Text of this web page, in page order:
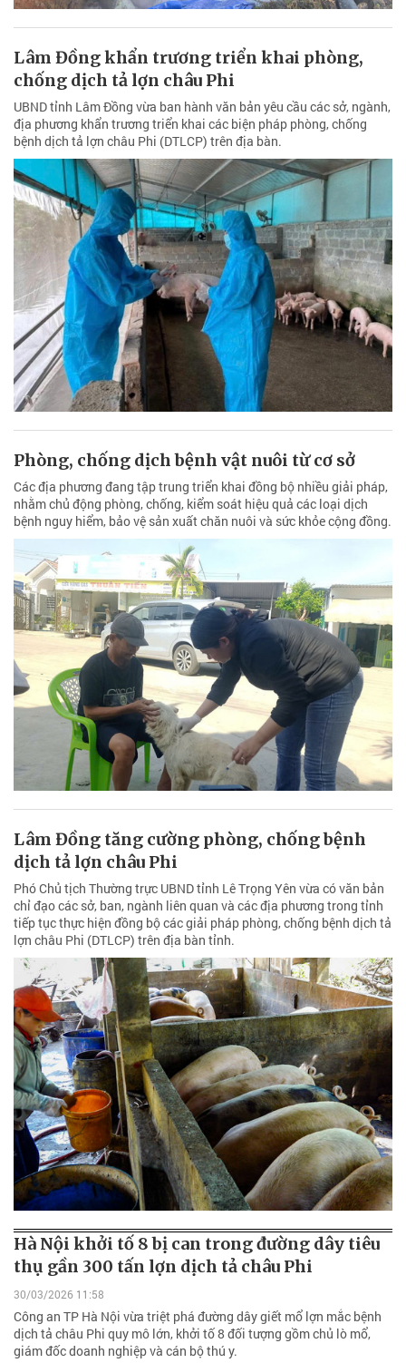
Lâm Đồng khẩn trương triển khai phòng,
chống dịch tả lợn châu Phi
UBND tỉnh Lâm Đồng vừa ban hành văn bản yêu cầu các sở, ngành,
địa phương khẩn trương triển khai các biện pháp phòng, chống
bệnh dịch tả lợn châu Phi (DTLCP) trên địa bàn.
Phòng, chống dịch bệnh vật nuôi từ cơ sở
Các địa phương đang tập trung triển khai đồng bộ nhiều giải pháp,
nhằm chủ động phòng, chống, kiểm soát hiệu quả các loại dịch
bệnh nguy hiểm, bảo vệ sản xuất chăn nuôi và sức khỏe cộng đồng.
Lâm Đồng tăng cường phòng, chống bệnh
dịch tả lợn châu Phi
Phó Chủ tịch Thường trực UBND tỉnh Lê Trọng Yên vừa có văn bản
chỉ đạo các sở, ban, ngành liên quan và các địa phương trong tỉnh
tiếp tục thực hiện đồng bộ các giải pháp phòng, chống bệnh dịch tả
lợn châu Phi (DTLCP) trên địa bàn tỉnh.
Hà Nội khởi tố 8 bị can trong đường dây tiêu
thụ gần 300 tấn lợn dịch tả châu Phi
30/03/2026 11:58
Công an TP Hà Nội vừa triệt phá đường dây giết mổ lợn mắc bệnh
dịch tả châu Phi quy mô lớn, khởi tố 8 đối tượng gồm chủ lò mổ,
giám đốc doanh nghiệp và cán bộ thú y.